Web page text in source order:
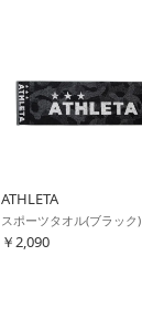
ATHLETA
スポーツタオル(ブラック)
￥2,090